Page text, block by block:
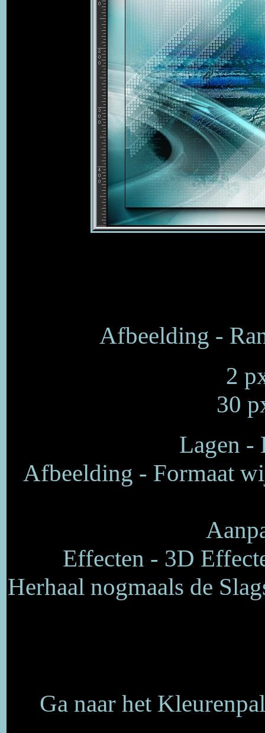
Afbeelding -
2
30
Lagen -
Afbeelding - Formaat
Effecten - 3D
Herhaal nogmaals de
Ga naar het